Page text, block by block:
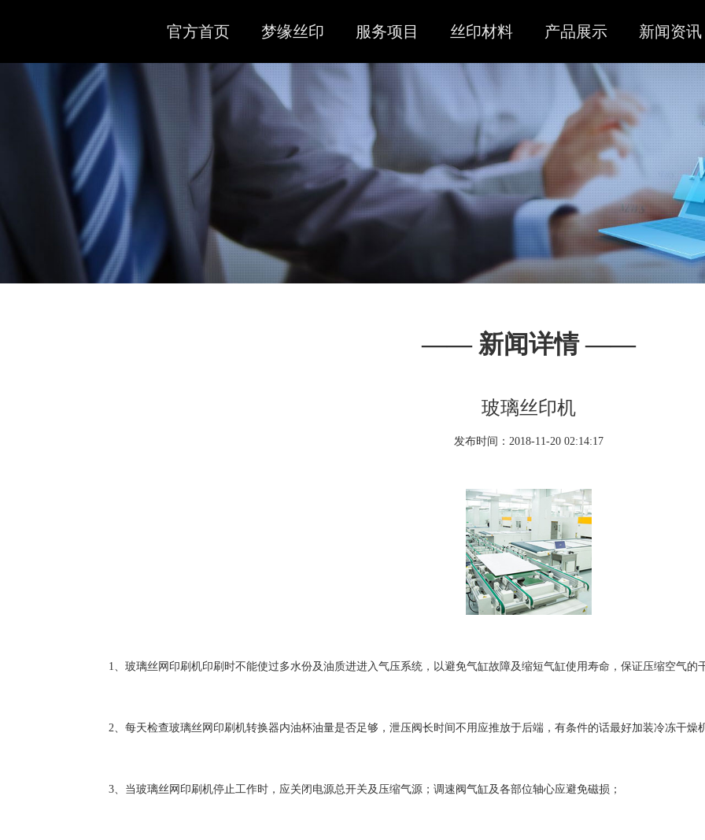
官方首页 梦缘丝印 服务项目 丝印材料 产品展示 新闻资讯
—— 新闻详情 ——
玻璃丝印机
发布时间： 2018-11-20 02:14:17
1、玻璃丝网印刷机印刷时不能使过多水份及油质进进入气压系统，以避免气缸故障及缩短气缸使用寿命，保证压缩空气的
2、每天检查玻璃丝网印刷机转换器内油杯油量是否足够，泄压阀长时间不用应推放于后端，有条件的话最好加装冷冻干燥
3、当玻璃丝网印刷机停止工作时，应关闭电源总开关及压缩气源；调速阀气缸及各部位轴心应避免磁损；